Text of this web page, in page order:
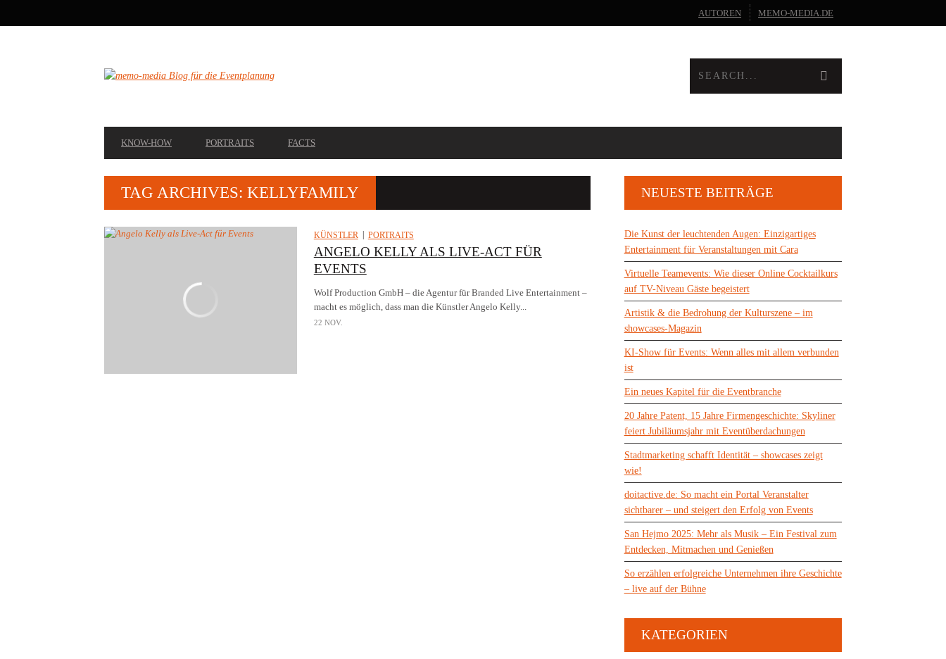
NAVIGATION
AUTOREN MEMO-MEDIA.DE
NAVIGATION
KNOW-HOW PORTRAITS FACTS
TAG ARCHIVES: KELLYFAMILY
KÜNSTLER PORTRAITS
ANGELO KELLY ALS LIVE-ACT FÜR
EVENTS
Wolf Production GmbH – die Agentur für Branded Live Entertainment –
macht es möglich, dass man die Künstler Angelo Kelly...
22 NOV.
NEUESTE BEITRÄGE
Die Kunst der leuchtenden Augen: Einzigartiges
Entertainment für Veranstaltungen mit Cara
Virtuelle Teamevents: Wie dieser Online Cocktailkurs
auf TV-Niveau Gäste begeistert
Artistik & die Bedrohung der Kulturszene – im
showcases-Magazin
KI-Show für Events: Wenn alles mit allem verbunden
ist
Ein neues Kapitel für die Eventbranche
20 Jahre Patent, 15 Jahre Firmengeschichte: Skyliner
feiert Jubiläumsjahr mit Eventüberdachungen
Stadtmarketing schafft Identität – showcases zeigt
wie!
doitactive.de: So macht ein Portal Veranstalter
sichtbarer – und steigert den Erfolg von Events
San Hejmo 2025: Mehr als Musik – Ein Festival zum
Entdecken, Mitmachen und Genießen
So erzählen erfolgreiche Unternehmen ihre Geschichte
– live auf der Bühne
KATEGORIEN